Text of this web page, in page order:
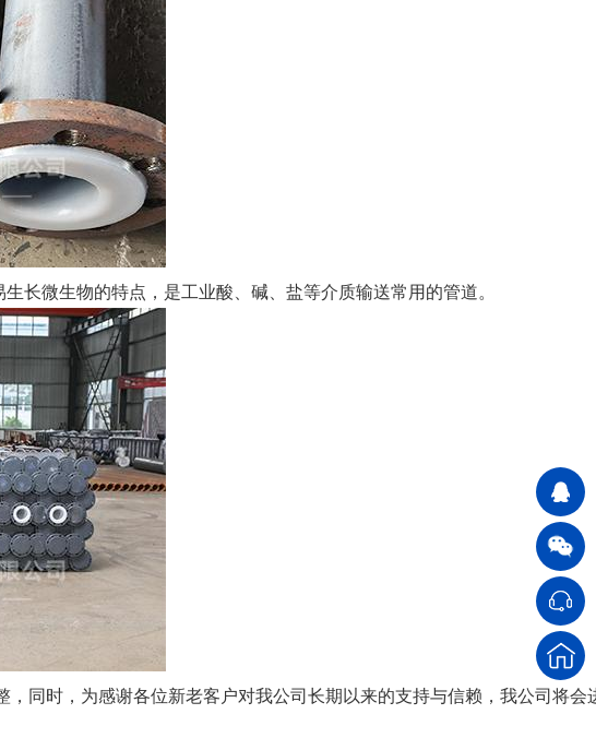
长微生物的特点，是工业酸、碱、盐等介质输送常用的管道。
同时，为感谢各位新老客户对我公司长期以来的支持与信赖，我公司将会